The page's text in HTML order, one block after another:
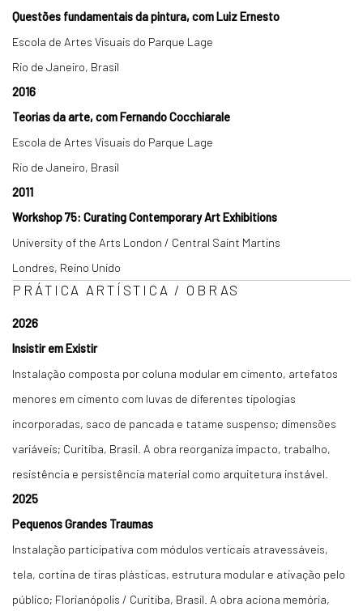
Questões fundamentais da pintura, com Luiz Ernesto
Escola de Artes Visuais do Parque Lage
Rio de Janeiro, Brasil
2016
Teorias da arte, com Fernando Cocchiarale
Escola de Artes Visuais do Parque Lage
Rio de Janeiro, Brasil
2011
Workshop 75: Curating Contemporary Art Exhibitions
University of the Arts London / Central Saint Martins
Londres, Reino Unido
PRÁTICA ARTÍSTICA / OBRAS
2026
Insistir em Existir
Instalação composta por coluna modular em cimento, artefatos
menores em cimento com luvas de diferentes tipologias
incorporadas, saco de pancada e tatame suspenso; dimensões
variáveis; Curitiba, Brasil. A obra reorganiza impacto, trabalho,
resistência e persistência material como arquitetura instável.
2025
Pequenos Grandes Traumas
Instalação participativa com módulos verticais atravessáveis,
tela, cortina de tiras plásticas, estrutura modular e ativação pelo
público; Florianópolis / Curitiba, Brasil. A obra aciona memória,